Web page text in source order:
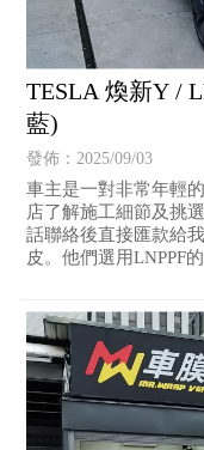
TESLA 煥新Y /
藍)
發佈：2025/09/03
車主是一對非常年輕
店了解施工細節及挑
話聯絡後直接匯款給
皮。他們選用LNPPF